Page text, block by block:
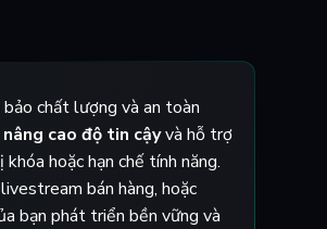
chất lượng và an toàn
nâng cao độ tin cậyvà hỗ trợ
hoặc hạn chế tính năng.
bán hàng, hoặc
bạn phát triển bền vững và